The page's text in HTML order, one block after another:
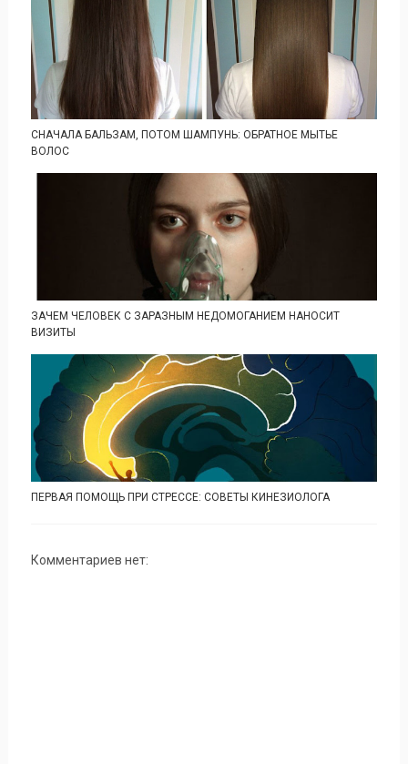
СНАЧАЛА БАЛЬЗАМ, ПОТОМ ШАМПУНЬ: ОБРАТНОЕ МЫТЬЕ
ВОЛОС
ЗАЧЕМ ЧЕЛОВЕК С ЗАРАЗНЫМ НЕДОМОГАНИЕМ НАНОСИТ
ВИЗИТЫ
ПЕРВАЯ ПОМОЩЬ ПРИ СТРЕССЕ: СОВЕТЫ КИНЕЗИОЛОГА
Комментариев нет: